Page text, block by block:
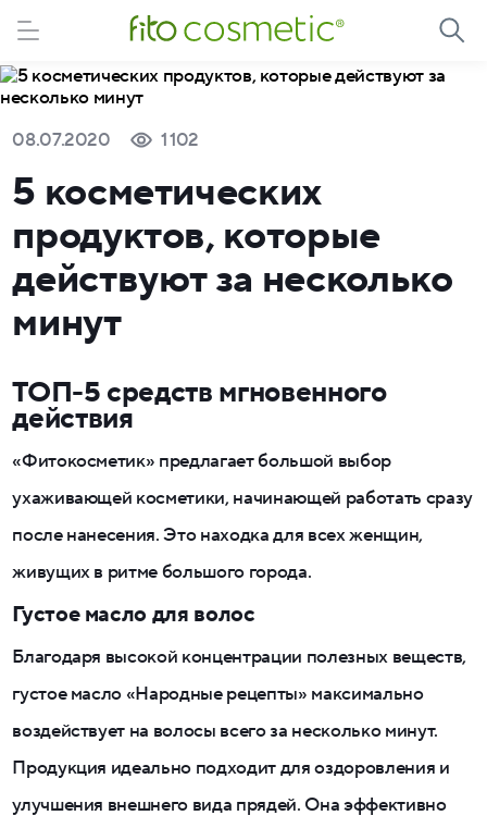
08.07.2020 1 102
5 косметических
продуктов, которые
действуют за несколько
минут
ТОП-5 средств мгновенного
действия
«Фитокосметик» предлагает большой выбор
ухаживающей косметики, начинающей работать сразу
после нанесения. Это находка для всех женщин,
живущих в ритме большого города.
Густое масло для волос
Благодаря высокой концентрации полезных веществ,
густое масло «Народные рецепты» максимально
воздействует на волосы всего за несколько минут.
Продукция идеально подходит для оздоровления и
улучшения внешнего вида прядей. Она эффективно